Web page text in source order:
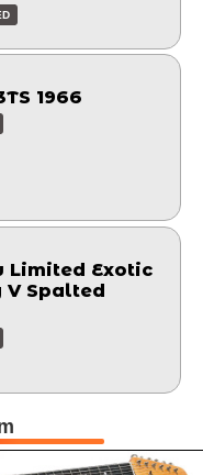
1966
Limited Exotic
V Spalted